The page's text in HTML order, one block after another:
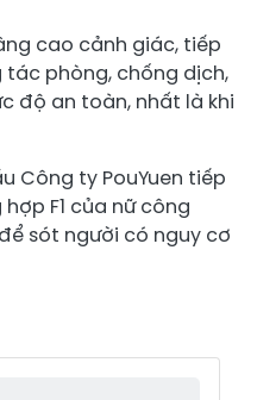
cao cảnh giác, tiếp
phòng, chống dịch,
độ an toàn, nhất là khi
Công ty PouYuen tiếp
F1 của nữ công
sót người có nguy cơ